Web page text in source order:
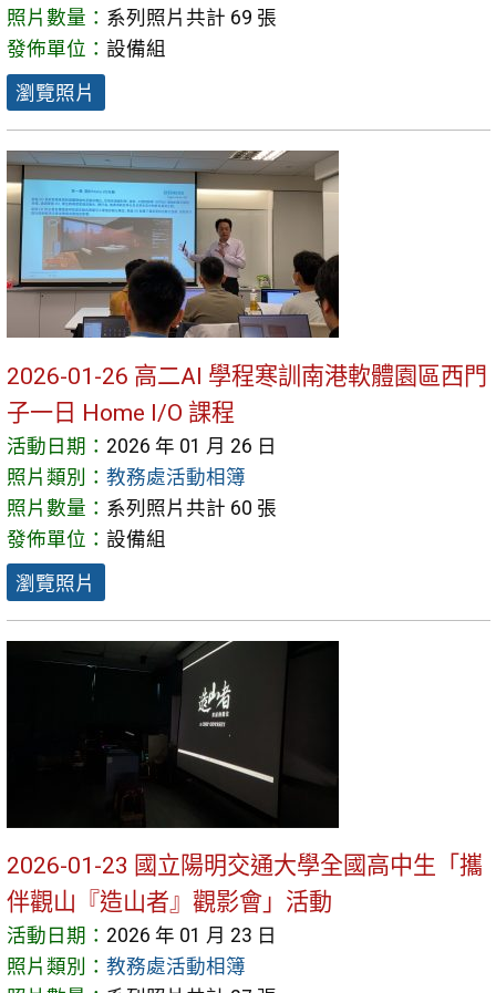
照片數量： 系列照片共計 69 張
發佈單位： 設備組
瀏覽照片
2026-01-26 高二AI 學程寒訓南港軟體園區西門
子一日 Home I/O 課程
活動日期： 2026 年 01 月 26 日
照片類別： 教務處活動相簿
照片數量： 系列照片共計 60 張
發佈單位： 設備組
瀏覽照片
2026-01-23 國立陽明交通大學全國高中生「攜
伴觀山『造山者』觀影會」活動
活動日期： 2026 年 01 月 23 日
照片類別： 教務處活動相簿